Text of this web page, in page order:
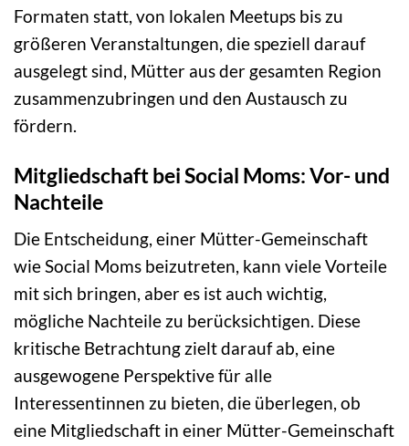
Formaten statt, von lokalen Meetups bis zu
größeren Veranstaltungen, die speziell darauf
ausgelegt sind, Mütter aus der gesamten Region
zusammenzubringen und den Austausch zu
fördern.
Mitgliedschaft bei Social Moms: Vor- und
Nachteile
Die Entscheidung, einer Mütter-Gemeinschaft
wie Social Moms beizutreten, kann viele Vorteile
mit sich bringen, aber es ist auch wichtig,
mögliche Nachteile zu berücksichtigen. Diese
kritische Betrachtung zielt darauf ab, eine
ausgewogene Perspektive für alle
Interessentinnen zu bieten, die überlegen, ob
eine Mitgliedschaft in einer Mütter-Gemeinschaft